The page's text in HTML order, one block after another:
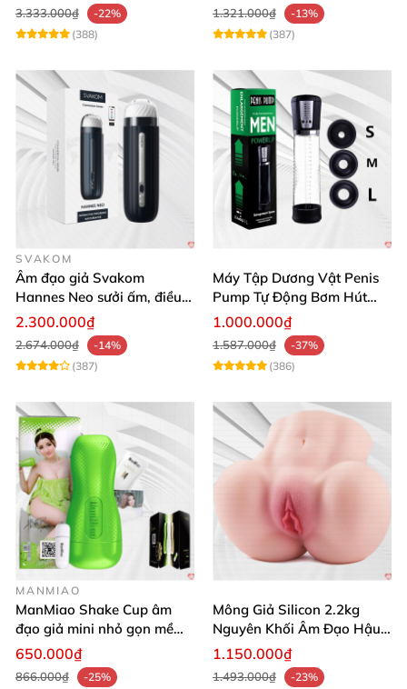
3.333.000₫
-22%
(388)
1.321.000₫
-13%
(387)
SVAKOM
Âm đạo giả Svakom
Hannes Neo sưởi ấm, điều
khiển app thông minh
2.300.000₫
2.674.000₫
-14%
(387)
Máy Tập Dương Vật Penis
Pump Tự Động Bơm Hút
Kích Thước Lớn
1.000.000₫
1.587.000₫
-37%
(386)
MANMIAO
ManMiao Shake Cup âm
đạo giả mini nhỏ gọn mềm
mịn
650.000₫
866.000₫
-25%
Mông Giả Silicon 2.2kg
Nguyên Khối Âm Đạo Hậu
Môn Siêu Thật
1.150.000₫
1.493.000₫
-23%